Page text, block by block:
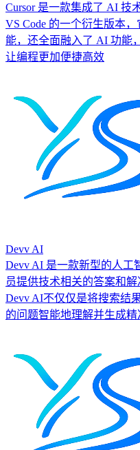
Cursor 是一款集成了 AI 技
VS Code 的一个衍生版本
能，还全面融入了 AI 功能
让编程更加便捷高效
Devv AI
Devv AI 是一款新型的人工
员提供技术相关的答案和
Devv AI不仅仅是将搜索结
的问题智能地理解并生成